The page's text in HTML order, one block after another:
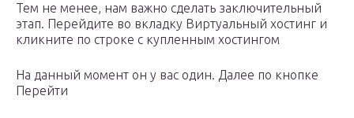
Тем не менее, нам важно сделать заключительный
этап. Перейдите во вкладку Виртуальный хостинг и
кликните по строке с купленным хостингом
На данный момент он у вас один. Далее по кнопке
Перейти